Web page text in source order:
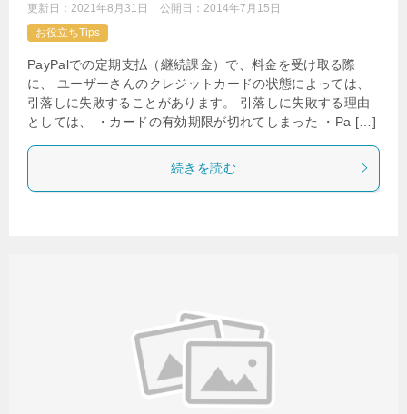
更新日： 2021年8月31日 公開日： 2014年7月15日
お役立ちTips
PayPalでの定期支払（継続課金）で、料金を受け取る際
に、 ユーザーさんのクレジットカードの状態によっては、
引落しに失敗することがあります。 引落しに失敗する理由
としては、 ・カードの有効期限が切れてしまった ・Pa […]
続きを読む